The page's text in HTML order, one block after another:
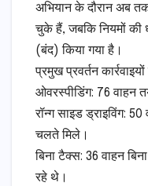
​अभियान के दौरान अब
चुके हैं, जबकि नियमों की
(बंद) किया गया है।
​प्रमुख प्रवर्तन
​ओवरस्पीडिंग: 76 वाहन
​रॉन्ग साइड ड्राइविंग:
चलते मिले।
​बिना टैक्स: 36 वाहन
रहे थे।